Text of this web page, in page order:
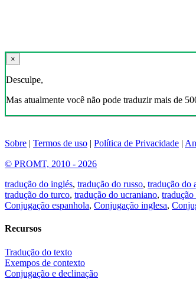
×
Desculpe,
Mas atualmente você não pode traduzir mais de
Sobre | Termos de uso | Política de Privacidade |
© PROMT, 2010 - 2026
tradução do inglés, tradução do russo, tradução do
tradução do turco, tradução do ucraniano,
Conjugação espanhola, Conjugação inglesa,
Recursos
Tradução do texto
Exempos de contexto
Conjugação e declinação